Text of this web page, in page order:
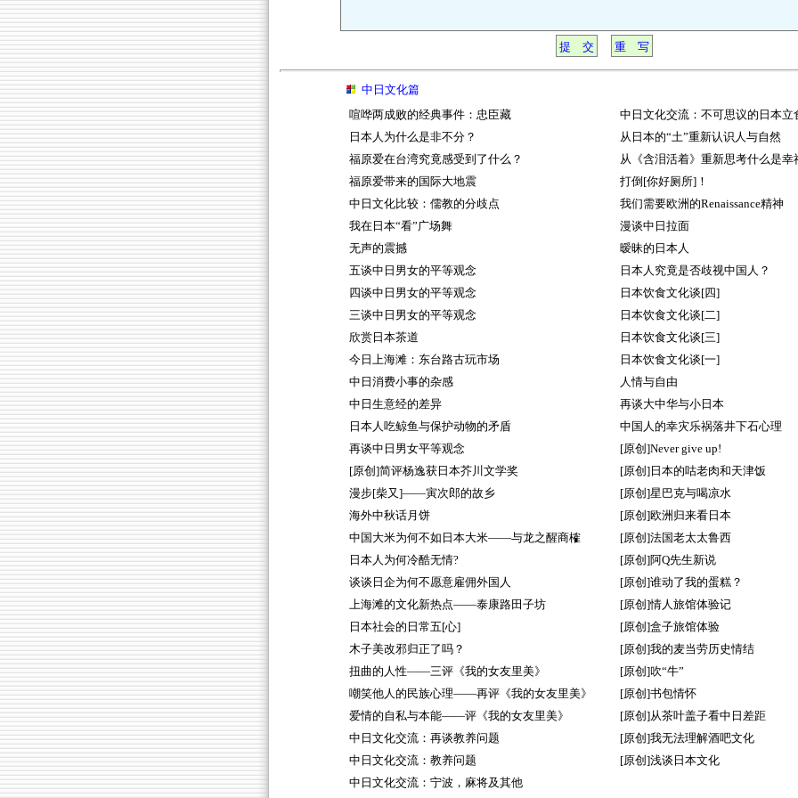
中日文化篇
喧哗两成败的经典事件：忠臣藏
日本人为什么是非不分？
福原爱在台湾究竟感受到了什么？
福原爱带来的国际大地震
中日文化比较：儒教的分歧点
我在日本“看”广场舞
无声的震撼
五谈中日男女的平等观念
四谈中日男女的平等观念
三谈中日男女的平等观念
欣赏日本茶道
今日上海滩：东台路古玩市场
中日消费小事的杂感
中日生意经的差异
日本人吃鲸鱼与保护动物的矛盾
再谈中日男女平等观念
[原创]简评杨逸获日本芥川文学奖
漫步[柴又]——寅次郎的故乡
海外中秋话月饼
中国大米为何不如日本大米——与龙之醒商榷
日本人为何冷酷无情?
谈谈日企为何不愿意雇佣外国人
上海滩的文化新热点——泰康路田子坊
日本社会的日常五[心]
木子美改邪归正了吗？
扭曲的人性——三评《我的女友里美》
嘲笑他人的民族心理——再评《我的女友里美》
爱情的自私与本能——评《我的女友里美》
中日文化交流：再谈教养问题
中日文化交流：教养问题
中日文化交流：宁波，麻将及其他
中日文化交流：不可思议的日本立
从日本的“土”重新认识人与自然
从《含泪活着》重新思考什么是幸
打倒[你好厕所]！
我们需要欧洲的Renaissance精神
漫谈中日拉面
暧昧的日本人
日本人究竟是否歧视中国人？
日本饮食文化谈[四]
日本饮食文化谈[二]
日本饮食文化谈[三]
日本饮食文化谈[一]
人情与自由
再谈大中华与小日本
中国人的幸灾乐祸落井下石心理
[原创]Never give up!
[原创]日本的咕老肉和天津饭
[原创]星巴克与喝凉水
[原创]欧洲归来看日本
[原创]法国老太太鲁西
[原创]阿Q先生新说
[原创]谁动了我的蛋糕？
[原创]情人旅馆体验记
[原创]盒子旅馆体验
[原创]我的麦当劳历史情结
[原创]吹“牛”
[原创]书包情怀
[原创]从茶叶盖子看中日差距
[原创]我无法理解酒吧文化
[原创]浅谈日本文化